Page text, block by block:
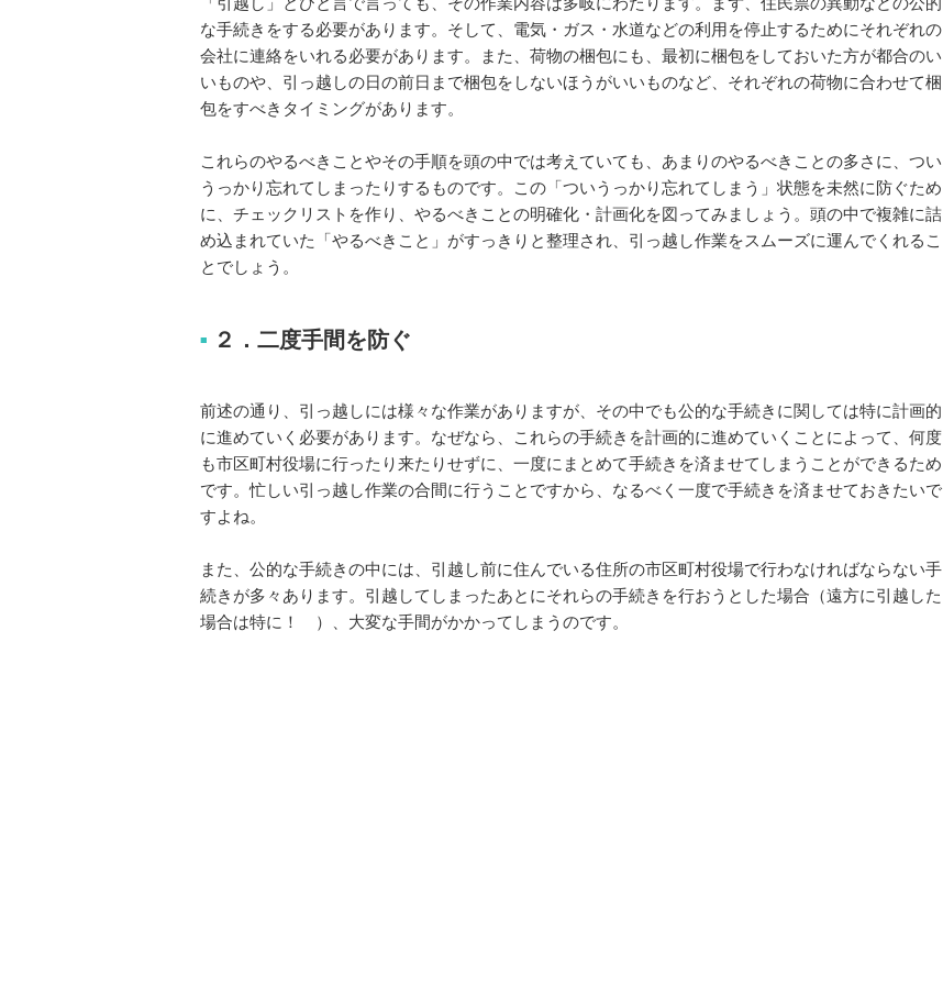
な手続きをする必要があります。そして、電気・ガス・水道などの利用を停止するためにそれぞれの
会社に連絡をいれる必要があります。また、荷物の梱包にも、最初に梱包をしておいた方が都合のい
いものや、引っ越しの日の前日まで梱包をしないほうがいいものなど、それぞれの荷物に合わせて梱
包をすべきタイミングがあります。
これらのやるべきことやその手順を頭の中では考えていても、あまりのやるべきことの多さに、つい
うっかり忘れてしまったりするものです。この「ついうっかり忘れてしまう」状態を未然に防ぐため
に、チェックリストを作り、やるべきことの明確化・計画化を図ってみましょう。頭の中で複雑に詰
め込まれていた「やるべきこと」がすっきりと整理され、引っ越し作業をスムーズに運んでくれるこ
とでしょう。
■ ２．二度手間を防ぐ
前述の通り、引っ越しには様々な作業がありますが、その中でも公的な手続きに関しては特に計画的
に進めていく必要があります。なぜなら、これらの手続きを計画的に進めていくことによって、何度
も市区町村役場に行ったり来たりせずに、一度にまとめて手続きを済ませてしまうことができるため
です。忙しい引っ越し作業の合間に行うことですから、なるべく一度で手続きを済ませておきたいで
すよね。
また、公的な手続きの中には、引越し前に住んでいる住所の市区町村役場で行わなければならない手
続きが多々あります。引越してしまったあとにそれらの手続きを行おうとした場合（遠方に引越した
場合は特に！ ）、大変な手間がかかってしまうのです。